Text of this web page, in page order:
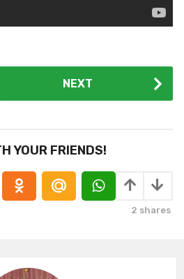
NEXT
YOUR FRIENDS!
2 shares